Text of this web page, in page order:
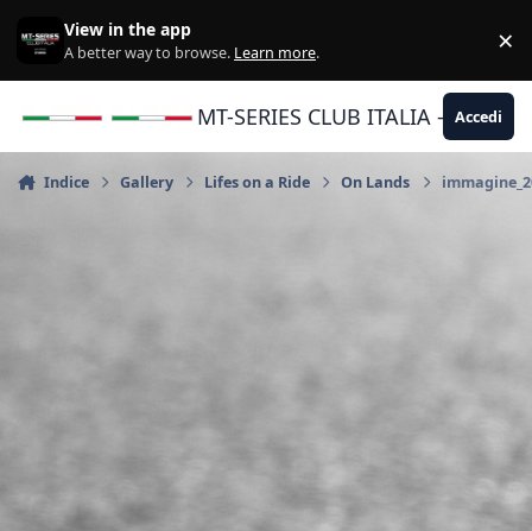
View in the app
A better way to browse. Learn more. ×
MT-SERIES CLUB ITALIA -Accedi
Indice Gallery Lifes on a Ride On Lands